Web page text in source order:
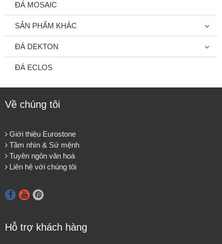
ĐÁ MOSAIC
SẢN PHẨM KHÁC
ĐÁ DEKTON
ĐÁ ECLOS
Về chúng tôi
Giới thiệu Eurostone
Tầm nhìn & Sứ mệnh
Tuyên ngôn văn hoá
Liên hệ với chúng tôi
Hỗ trợ khách hàng